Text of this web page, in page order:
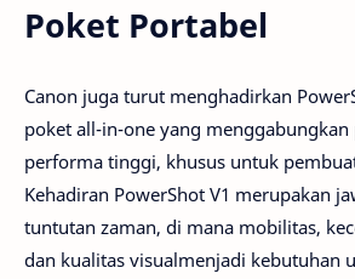
Poket Portabel
Canon juga turut menghadirkan
poket all-in-one yang
performa tinggi, khusus untuk
Kehadiran PowerShot V1 merupakan
tuntutan zaman, di mana mobilitas,
dan kualitas visualmenjadi kebutuhan